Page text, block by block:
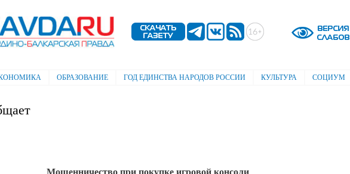
содержанию
"Кабардино-
ОБРАЗОВАНИЕ ГОД ЕДИНСТВА НАРОДОВ РОССИИ КУЛЬТУРА СОЦИУМ
Мошенничество при покупке игровой консоли